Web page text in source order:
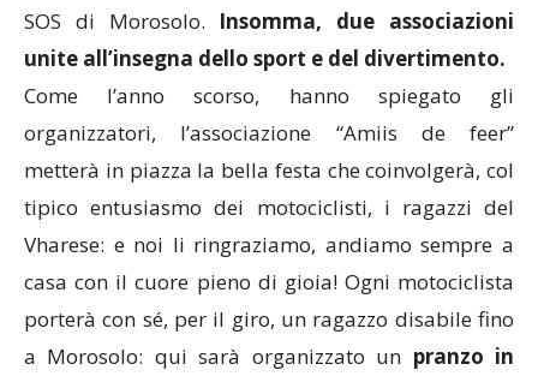
SOS di Morosolo. Insomma, due associazioni
unite all’insegna dello sport e del divertimento.
Come l’anno scorso, hanno spiegato gli
organizzatori, l’associazione “Amiis de feer”
metterà in piazza la bella festa che coinvolgerà, col
tipico entusiasmo dei motociclisti, i ragazzi del
Vharese: e noi li ringraziamo, andiamo sempre a
casa con il cuore pieno di gioia! Ogni motociclista
porterà con sé, per il giro, un ragazzo disabile fino
a Morosolo: qui sarà organizzato un pranzo in